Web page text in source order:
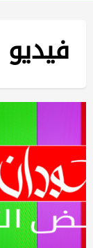
فيديو